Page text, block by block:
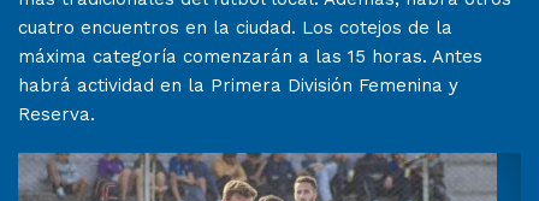
cuatro encuentros en la ciudad. Los cotejos de la
máxima categoría comenzarán a las 15 horas. Antes
habrá actividad en la Primera División Femenina y
Reserva.